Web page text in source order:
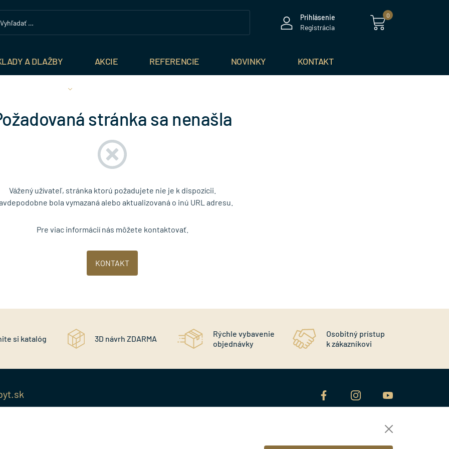
Prihlásenie
Registrácia
0
A DLAŽBY AKCIE REFERENCIE NOVINKY KONTAKT
stránka sa nenašla
Vážený užívateľ, stránka ktorú požadujete nie je k dispozícii.
bola vymazaná alebo aktualizovaná o inú URL adresu.
Pre viac informácií nás môžete kontaktovať.
KONTAKT
si katalóg 3D návrh ZDARMA
Rýchle vybavenie
objednávky
Osobitný prístup
k zákazníkovi
NEWSLETTER